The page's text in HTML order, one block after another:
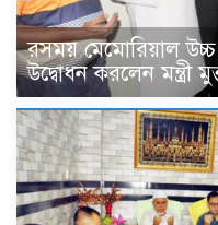
রসময় মেমোরিয়াল
উদ্বোধন করলেন মন্ত্রী